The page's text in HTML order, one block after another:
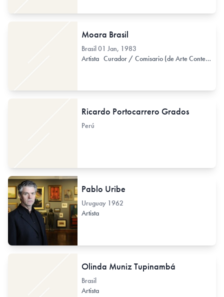
Moara Brasil
Brasil01 Jan, 1983
Artista Curador / Comisario (de Arte Contemporáneo)
Ricardo Portocarrero Grados
Perú
Pablo Uribe
Uruguay 1962
Artista
Olinda Muniz Tupinambá
Brasil
Artista